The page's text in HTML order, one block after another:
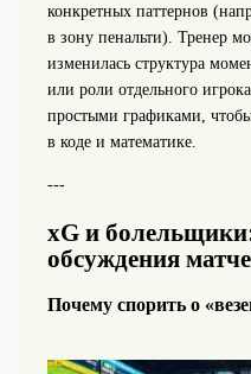
конкретных паттернов
в зону пенальти). Тренер
изменилась структура
или роли отдельного
простыми графиками, чтобы
в коде и математике.
---
xG и
обсуждения
Почему спорить о